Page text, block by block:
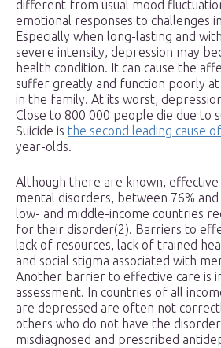
different from usual mood
emotional responses to challenges
Especially when long-lasting and
severe intensity, depression may
health condition. It can cause the
suffer greatly and function poorly at
in the family. At its worst,
Close to 800 000 people die due to
Suicide is the second leading cause of
year-olds.
Although there are known,
mental disorders, between 76%
low- and middle-income countries
for their disorder(2). Barriers to
lack of resources, lack of trained
and social stigma associated with
Another barrier to effective care is
assessment. In countries of all
are depressed are often not
others who do not have the
misdiagnosed and prescribed